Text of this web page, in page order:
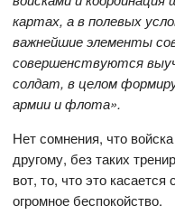
картах, а в полевых
важнейшие элементы
совершенствуются
солдат, в целом
армии и флота».
Нет сомнения, что
другому, без таких
вот, то, что это
огромное беспокойство.